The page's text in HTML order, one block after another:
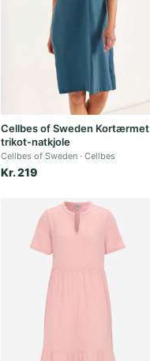
Cellbes of Sweden Kortærmet
trikot-natkjole
Cellbes of Sweden Cellbes
Kr. 219